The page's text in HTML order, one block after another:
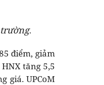
.
điểm, giảm
tăng 5,5
giá. UPCoM